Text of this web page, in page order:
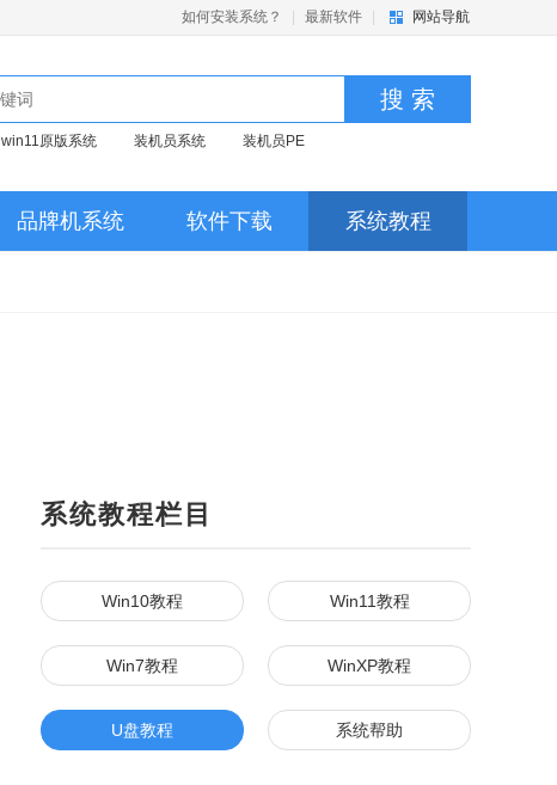
如何安装系统？ 最新软件 网站导航
搜 索
win11原版系统 装机员系统 装机员PE
品牌机系统 软件下载 系统教程
系统教程栏目
Win10教程 Win11教程
Win7教程 WinXP教程
U盘教程 系统帮助